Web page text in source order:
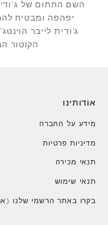
השם החתום של
יפהפה ומבטיח
ג'ודית לייבר
הקוטור
אודותינו
מידע על החברה
מדיניות פרטיות
תנאי מכירה
תנאי שימוש
בקרו באתר הרשמי שלנו